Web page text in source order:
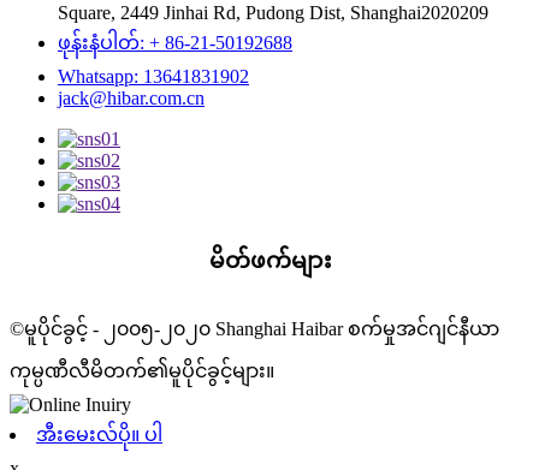
Square, 2449 Jinhai Rd, Pudong Dist, Shanghai2020209
ဖုန်းနံပါတ်: + 86-21-50192688
Whatsapp: 13641831902
jack@hibar.com.cn
မိတ်ဖက်များ
©မူပိုင်ခွင့် - ၂၀၀၅-၂၀၂၀ Shanghai Haibar စက်မှုအင်ဂျင်နီယာ
ကုမ္ပဏီလီမိတက်၏မူပိုင်ခွင့်များ။
အီးမေးလ်ပို။ ပါ